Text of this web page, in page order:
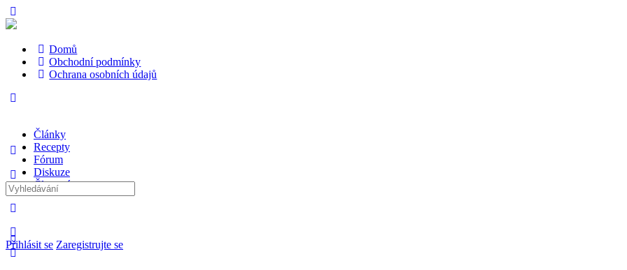
Domů
Obchodní podmínky
Ochrana osobních údajů
Články
Recepty
Fórum
Diskuze
Členové
Přihlásit se Zaregistrujte se
Hledat: